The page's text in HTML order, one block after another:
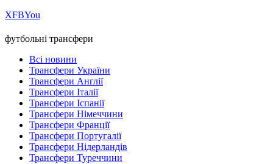
ХFBYou
футбольні трансфери
Всі новини
Трансфери України
Трансфери Англії
Трансфери Італії
Трансфери Іспанії
Трансфери Німеччини
Трансфери Франції
Трансфери Португалії
Трансфери Нідерландів
Трансфери Туреччини